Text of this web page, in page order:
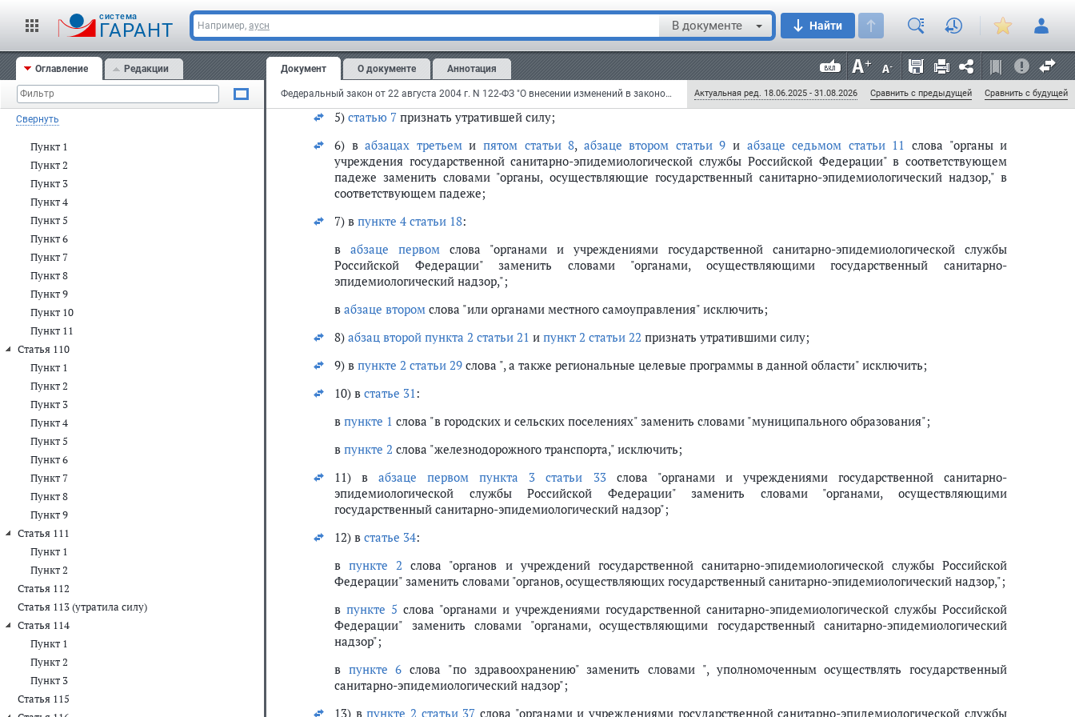
cистема
ГАРАНТ Например, аусн В документе Найти
Оглавление Редакции
Свернуть
Пункт 9
Пункт 10
Пункт 11
Пункт 12
Пункт 13
Пункт 14
Статья 109
Пункт 1
Пункт 2
Пункт 3
Пункт 4
Пункт 5
Пункт 6
Пункт 7
Пункт 8
Пункт 9
Пункт 10
Пункт 11
Статья 110
Пункт 1
Пункт 2
Пункт 3
Пункт 4
Пункт 5
Пункт 6
Пункт 7
Пункт 8
Пункт 9
Статья 111
Пункт 1
Пункт 2
Статья 112
Статья 113 (утратила силу)
Статья 114
Пункт 1
Пункт 2
Пункт 3
Статья 115
Документ О документе Аннотация
Федеральный закон от 22 августа 2004 г. N 122-ФЗ "О внесении изменений в законодательные акты Российской Федерации и признании утратившими силу некоторых законодательных актов Российской Федерации в связи с принятием федеральных законов "О внесении изменений и дополнений в Федеральный закон "Об общих принципах организации законодательных (представительных) и исполнительных органов государственной власти субъектов Российской Федерации" и "Об общих принципах организации местного самоуправления в Российской Федерации" (с изменениями и дополнениями) Актуальная ред. 18.06.2025 - 31.08.2026 Сравнить с предыдущей Сравнить с будущей
установленном Правительством Российской Федерации;
организовывать информирование населения соответствующих субъектов Российской Федерации о санитарно-
эпидемиологической обстановке, о проводимых и (или) планируемых санитарно-противоэпидемических
(профилактических) мероприятиях, о возникновении или об угрозе возникновения инфекционных заболеваний и о
массовых неинфекционных заболеваниях (отравлениях).";
5) статью 7 признать утратившей силу;
6) вабзацах третьеми пятом статьи 8, абзаце втором статьи 9 и абзаце седьмом статьи 11 слова "органы и
учреждения государственной санитарно-эпидемиологической службы Российской Федерации" в соответствующем
падеже заменить словами "органы, осуществляющие государственный санитарно-эпидемиологический надзор," в
соответствующем падеже;
7) в пункте 4 статьи 18:
в абзаце первом слова "органами и учреждениями государственной санитарно-эпидемиологической службы
Российской Федерации" заменить словами "органами, осуществляющими государственный санитарно-
эпидемиологический надзор,";
в абзаце втором слова "или органами местного самоуправления" исключить;
8) абзац второй пункта 2 статьи 21 и пункт 2 статьи 22 признать утратившими силу;
9) в пункте 2 статьи 29 слова ", а также региональные целевые программы в данной области" исключить;
10) в статье 31:
в пункте 1 слова "в городских и сельских поселениях" заменить словами "муниципального образования";
в пункте 2 слова "железнодорожного транспорта," исключить;
11) вабзаце первом пункта 3 статьи 33слова "органами и учреждениями государственной санитарно-
эпидемиологической службы Российской Федерации" заменить словами "органами, осуществляющими
государственный санитарно-эпидемиологический надзор";
12) в статье 34:
впункте 2 слова "органов и учреждений государственной санитарно-эпидемиологической службы Российской
Федерации" заменить словами "органов, осуществляющих государственный санитарно-эпидемиологический надзор,";
в пункте 5 слова "органами и учреждениями государственной санитарно-эпидемиологической службы Российской
Федерации" заменить словами "органами, осуществляющими государственный санитарно-эпидемиологический
надзор";
в пункте 6 слова "по здравоохранению" заменить словами ", уполномоченным осуществлять государственный
санитарно-эпидемиологический надзор";
13) впункте 2 статьи 37 слова "органами и учреждениями государственной санитарно-эпидемиологической службы